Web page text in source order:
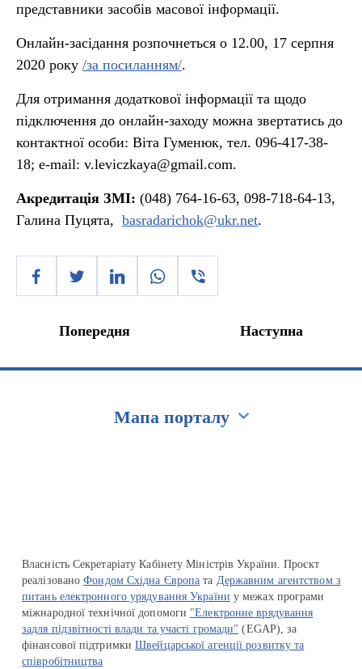
представники засобів масової інформації.
Онлайн-засідання розпочнеться о 12.00, 17 серпня
2020 року /за посиланням/.
Для отримання додаткової інформації та щодо
підключення до онлайн-заходу можна звертатись до
контактної особи: Віта Гуменюк, тел. 096-417-38-
18; e-mail: v.leviczkaya@gmail.com.
Акредитація ЗМІ: (048) 764-16-63, 098-718-64-13,
Галина Пуцята, basradarichok@ukr.net.
Попередня Наступна
Мапа порталу
Власність Секретаріату Кабінету Міністрів України. Проєкт
реалізованоФондом Східна Європа та Державним агентством з
питань електронного урядування України у межах програми
міжнародної технічної допомоги "Електронне врядування
задля підзвітності влади та участі громади" (EGAP), за
фінансової підтримкиШвейцарської агенції розвитку та
співробітництва